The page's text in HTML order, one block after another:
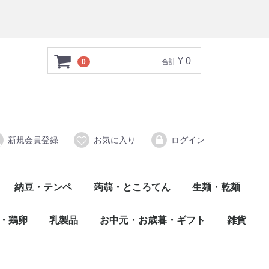
0 合計 ¥ 0
新規会員登録 お気に入り ログイン
納豆・テンペ 蒟蒻・ところてん
心太（ところてん）
蒟蒻（こんにゃく）
生麺・乾麺
乾麺
生麺
鶏卵 乳製品 お中元・お歳暮・ギフト 雑貨